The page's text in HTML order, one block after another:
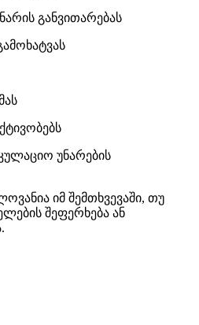
განვითარებას
უნარების
იმ შემთხვევაში, თუ
შეფერხება ან